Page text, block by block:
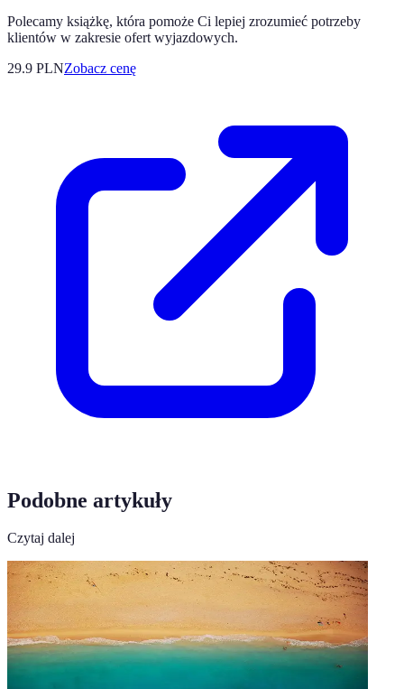
Polecamy książkę, która pomoże Ci lepiej zrozumieć potrzeby
klientów w zakresie ofert wyjazdowych.
29.9 PLNZobacz cenę
Podobne artykuły
Czytaj dalej